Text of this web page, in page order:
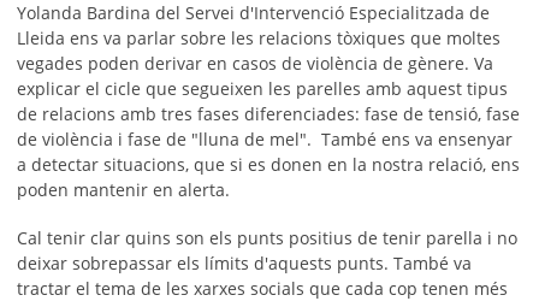
Yolanda Bardina del Servei d'Intervenció Especialitzada de
Lleida ens va parlar sobre les relacions tòxiques que moltes
vegades poden derivar en casos de violència de gènere. Va
explicar el cicle que segueixen les parelles amb aquest tipus
de relacions amb tres fases diferenciades: fase de tensió, fase
de violència i fase de "lluna de mel". També ens va ensenyar
a detectar situacions, que si es donen en la nostra relació, ens
poden mantenir en alerta.
Cal tenir clar quins son els punts positius de tenir parella i no
deixar sobrepassar els límits d'aquests punts. També va
tractar el tema de les xarxes socials que cada cop tenen més